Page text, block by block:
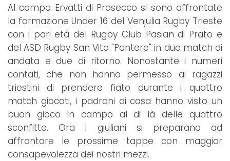
Al campo Ervatti di Prosecco si sono affrontate
la formazione Under 16 del Venjulia Rugby Trieste
con i pari età del Rugby Club Pasian di Prato e
del ASD Rugby San Vito "Pantere" in due match di
andata e due di ritorno. Nonostante i numeri
contati, che non hanno permesso ai ragazzi
triestini di prendere fiato durante i quattro
match giocati, i padroni di casa hanno visto un
buon gioco in campo al di là delle quattro
sconfitte. Ora i giuliani si preparano ad
affrontare le prossime tappe con maggior
consapevolezza dei nostri mezzi.